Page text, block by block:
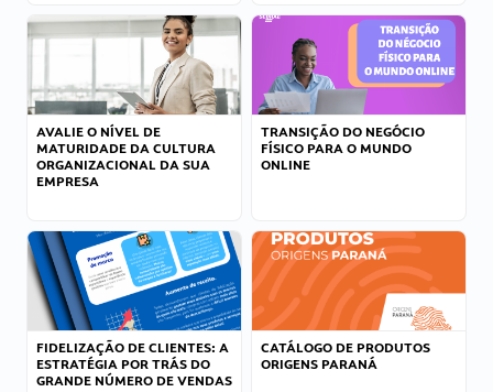
AVALIE O NÍVEL DE
MATURIDADE DA CULTURA
ORGANIZACIONAL DA SUA
EMPRESA
TRANSIÇÃO DO NEGÓCIO
FÍSICO PARA O MUNDO
ONLINE
FIDELIZAÇÃO DE CLIENTES: A
ESTRATÉGIA POR TRÁS DO
GRANDE NÚMERO DE VENDAS
CATÁLOGO DE PRODUTOS
ORIGENS PARANÁ